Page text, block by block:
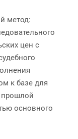
метод:
цен с
к базе для
прошлой
основного